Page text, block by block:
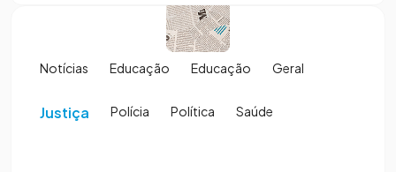
Notícias Educação Educação Geral
Justiça Polícia Política Saúde